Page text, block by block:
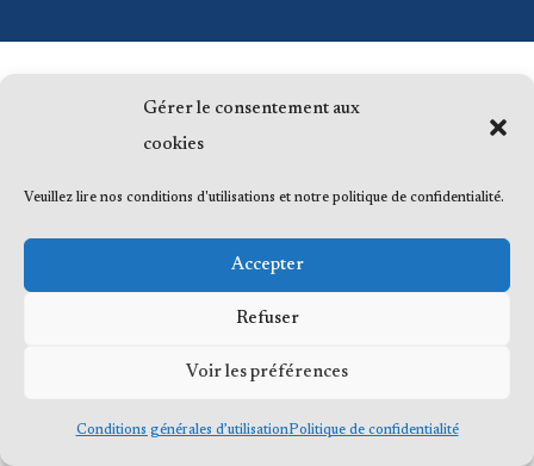
Gérer le consentement aux
cookies
Veuillez lire nos conditions d'utilisations et notre politique de confidentialité.
Accepter
Refuser
Voir les préférences
Conditions générales d’utilisationPolitique de confidentialité